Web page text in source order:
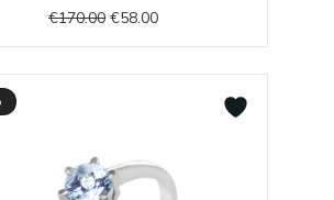
€170.00 €170.00.
€58.00€58.00.